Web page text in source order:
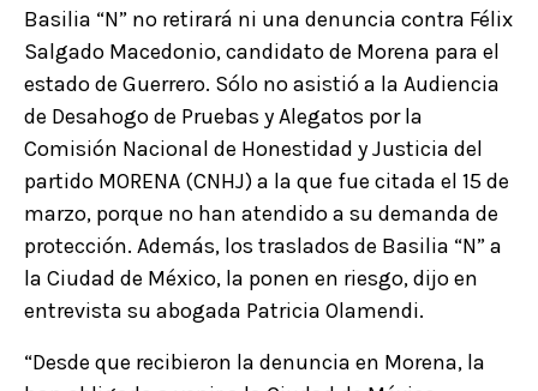
Basilia “N” no retirará ni una denuncia contra Félix
Salgado Macedonio, candidato de Morena para el
estado de Guerrero. Sólo no asistió a la Audiencia
de Desahogo de Pruebas y Alegatos por la
Comisión Nacional de Honestidad y Justicia del
partido MORENA (CNHJ) a la que fue citada el 15 de
marzo, porque no han atendido a su demanda de
protección. Además, los traslados de Basilia “N” a
la Ciudad de México, la ponen en riesgo, dijo en
entrevista su abogada Patricia Olamendi.
“Desde que recibieron la denuncia en Morena, la